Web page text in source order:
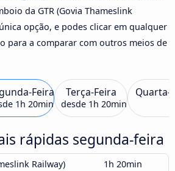
da GTR (Govia Thameslink
opção, e podes clicar em qualquer
para a comparar com outros meios de
Feira
1h 20min
Terça-Feira
desde 1h 20min
Quarta-
rápidas segunda-feira
Railway) 1h 20min